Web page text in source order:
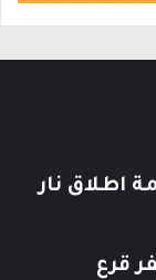
اطلاق نار
قرع